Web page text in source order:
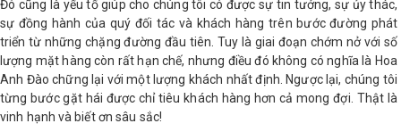
Đó cũng là yếu tố giúp cho chúng tôi có được sự tin tưởng, sự ủy thác,
sự đồng hành của quý đối tác và khách hàng trên bước đường phát
triển từ những chặng đường đầu tiên. Tuy là giai đoạn chớm nở với số
lượng mặt hàng còn rất hạn chế, nhưng điều đó không có nghĩa là Hoa
Anh Đào chững lại với một lượng khách nhất định. Ngược lại, chúng tôi
từng bước gặt hái được chỉ tiêu khách hàng hơn cả mong đợi. Thật là
vinh hạnh và biết ơn sâu sắc!